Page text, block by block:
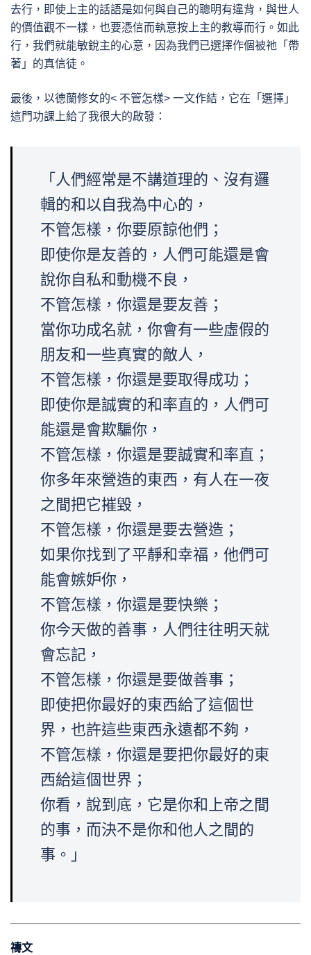
去行，即使上主的話語是如何與自己的聰明有違背，與世人
的價值觀不一樣，也要憑信而執意按上主的教導而行。如此
行，我們就能敏銳主的心意，因為我們已選擇作個被祂「帶
著」的真信徒。
最後，以德蘭修女的< 不管怎樣> 一文作結，它在「選擇」
這門功課上給了我很大的啟發：
「人們經常是不講道理的、沒有邏
輯的和以自我為中心的，
不管怎樣，你要原諒他們；
即使你是友善的，人們可能還是會
說你自私和動機不良，
不管怎樣，你還是要友善；
當你功成名就，你會有一些虛假的
朋友和一些真實的敵人，
不管怎樣，你還是要取得成功；
即使你是誠實的和率直的，人們可
能還是會欺騙你，
不管怎樣，你還是要誠實和率直；
你多年來營造的東西，有人在一夜
之間把它摧毀，
不管怎樣，你還是要去營造；
如果你找到了平靜和幸福，他們可
能會嫉妒你，
不管怎樣，你還是要快樂；
你今天做的善事，人們往往明天就
會忘記，
不管怎樣，你還是要做善事；
即使把你最好的東西給了這個世
界，也許這些東西永遠都不夠，
不管怎樣，你還是要把你最好的東
西給這個世界；
你看，說到底，它是你和上帝之間
的事，而決不是你和他人之間的
事。」
禱文